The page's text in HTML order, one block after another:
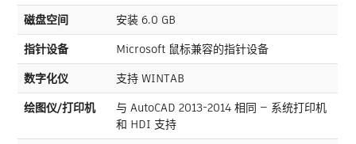
磁盘空间
安装 6.0 GB
指针设备
Microsoft 鼠标兼容的指针设备
数字化仪
支持 WINTAB
绘图仪/打印机
与 AutoCAD 2013-2014 相同 — 系统打印机
和 HDI 支持